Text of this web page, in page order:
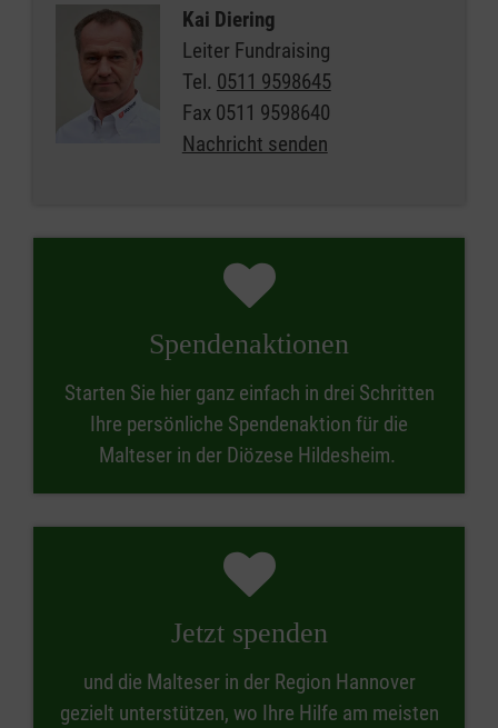
Kai Diering
Leiter Fundraising
Tel. 0511 9598645
Fax 0511 9598640
Nachricht senden
Spendenaktionen
Starten Sie hier ganz einfach in drei Schritten
Ihre persönliche Spendenaktion für die
Malteser in der Diözese Hildesheim.
Jetzt spenden
und die Malteser in der Region Hannover
gezielt unterstützen, wo Ihre Hilfe am meisten